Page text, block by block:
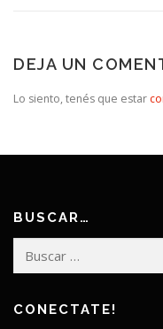
DEJA UN
Lo siento, tenés que estar
BUSCAR…
CONECTATE!